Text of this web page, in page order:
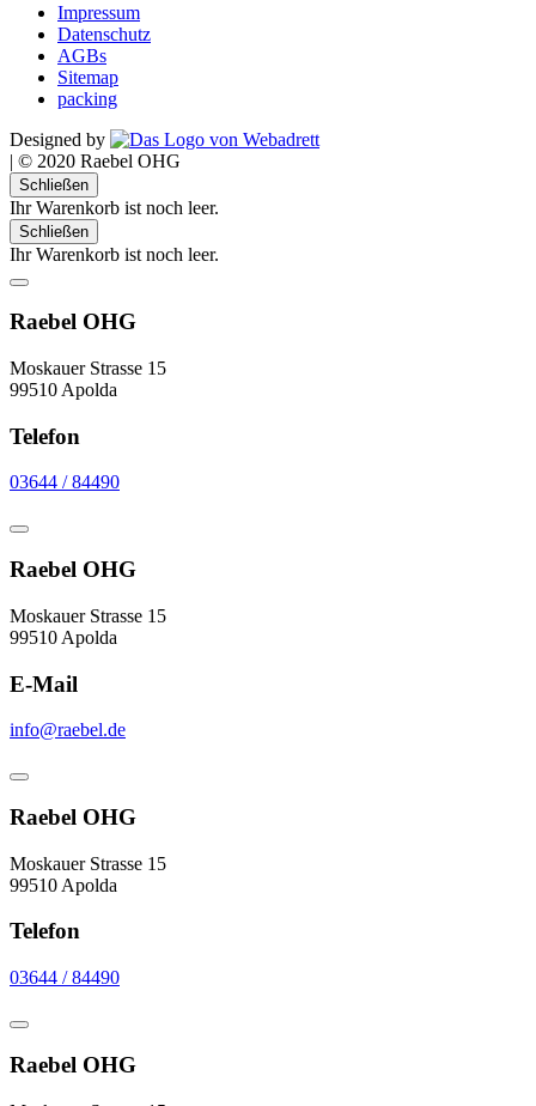
Impressum
Datenschutz
AGBs
Sitemap
packing
Designed by
| © 2020 Raebel OHG
Schließen
Ihr Warenkorb ist noch leer.
Schließen
Ihr Warenkorb ist noch leer.
Raebel OHG
Moskauer Strasse 15
99510 Apolda
Telefon
03644 / 84490
Raebel OHG
Moskauer Strasse 15
99510 Apolda
E-Mail
info@raebel.de
Raebel OHG
Moskauer Strasse 15
99510 Apolda
Telefon
03644 / 84490
Raebel OHG